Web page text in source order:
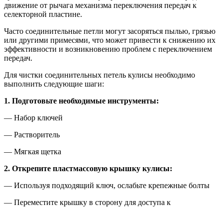
движение от рычага механизма переключения передач к
селекторной пластине.
Часто соединительные петли могут засоряться пылью, грязью
или другими примесями, что может привести к снижению их
эффективности и возникновению проблем с переключением
передач.
Для чистки соединительных петель кулисы необходимо
выполнить следующие шаги:
1. Подготовьте необходимые инструменты:
— Набор ключей
— Растворитель
— Мягкая щетка
2. Открепите пластмассовую крышку кулисы:
— Используя подходящий ключ, ослабьте крепежные болты
— Переместите крышку в сторону для доступа к